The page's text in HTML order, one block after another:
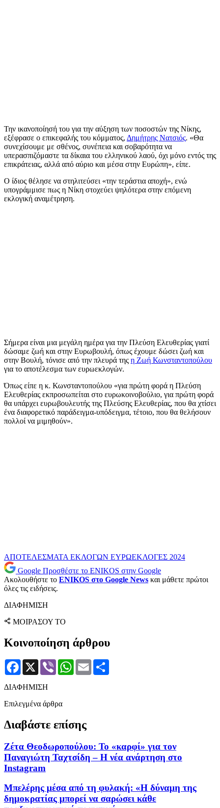
Την ικανοποίησή του για την αύξηση των ποσοστών της Νίκης,
εξέφρασε ο επικεφαλής του κόμματος, Δημήτρης Νατσιός. «Θα
συνεχίσουμε με σθένος, συνέπεια και σοβαρότητα να
υπερασπιζόμαστε τα δίκαια του ελληνικού λαού, όχι μόνο εντός της
επικράτειας, αλλά από αύριο και μέσα στην Ευρώπη», είπε.
Ο ίδιος θέλησε να στηλιτεύσει «την τεράστια αποχή», ενώ
υπογράμμισε πως η Νίκη στοχεύει ψηλότερα στην επόμενη
εκλογική αναμέτρηση.
Σήμερα είναι μια μεγάλη ημέρα για την Πλεύση Ελευθερίας γιατί
δώσαμε ζωή και στην Ευρωβουλή, όπως έχουμε δώσει ζωή και
στην Βουλή, τόνισε από την πλευρά της η Ζωή Κωνσταντοπούλου
για το αποτέλεσμα των ευρωεκλογών.
Όπως είπε η κ. Κωνσταντοπούλου «για πρώτη φορά η Πλεύση
Ελευθερίας εκπροσωπείται στο ευρωκοινοβούλιο, για πρώτη φορά
θα υπάρχει ευρωβουλευτής της Πλεύσης Ελευθερίας, που θα χτίσει
ένα διαφορετικό παράδειγμα-υπόδειγμα, τέτοιο, που θα θελήσουν
πολλοί να μιμηθούν».
ΑΠΟΤΕΛΕΣΜΑΤΑ ΕΚΛΟΓΩΝ ΕΥΡΩΕΚΛΟΓΕΣ 2024
Google Προσθέστε το ENIKOS στην Google
Ακολουθήστε το ENIKOS στο Google News και μάθετε πρώτοι
όλες τις ειδήσεις.
ΔΙΑΦΗΜΙΣΗ
ΜΟΙΡΑΣΟΥ ΤΟ
Κοινοποίηση άρθρου
Facebook
X Viber WhatsApp
Email
ΔΙΑΦΗΜΙΣΗ
Επιλεγμένα άρθρα
Διαβάστε επίσης
Ζέτα Θεοδωροπούλου: Το «καρφί» για τον
Παναγιώτη Ταχτσίδη – Η νέα ανάρτηση στο
Instagram
Μπελέρης μέσα από τη φυλακή: «Η δύναμη της
δημοκρατίας μπορεί να σαρώσει κάθε